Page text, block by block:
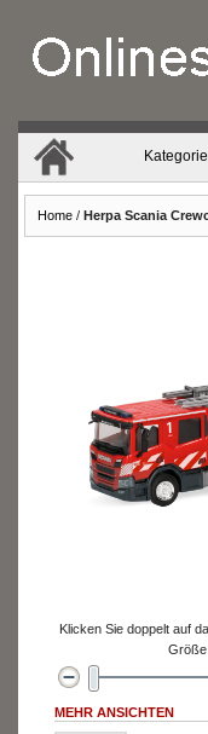
Home / Herpa Scania
Klicken Sie doppelt auf
MEHR ANSICHTEN